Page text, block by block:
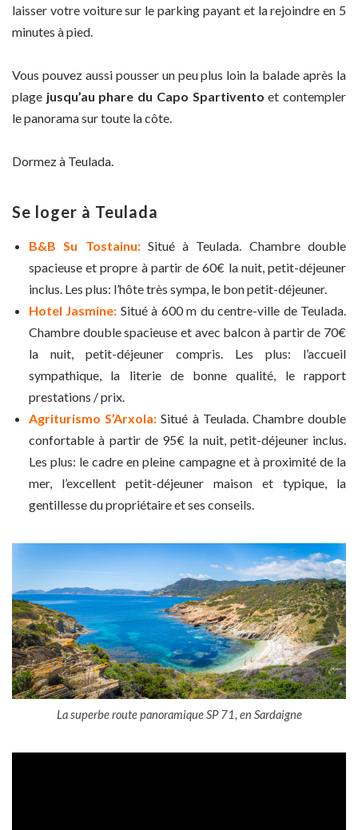
laisser votre voiture sur le parking payant et la rejoindre en 5
minutes à pied.
Vous pouvez aussi pousser un peu plus loin la balade après la
plage jusqu’au phare du Capo Spartivento et contempler
le panorama sur toute la côte.
Dormez à Teulada.
Se loger à Teulada
B&B Su Tostainu:Situé à Teulada. Chambre double
spacieuse et propre à partir de 60€ la nuit, petit-déjeuner
inclus. Les plus: l’hôte très sympa, le bon petit-déjeuner.
Hotel Jasmine: Situé à 600 m du centre-ville de Teulada.
Chambre double spacieuse et avec balcon à partir de 70€
la nuit, petit-déjeuner compris. Les plus: l’accueil
sympathique, la literie de bonne qualité, le rapport
prestations / prix.
Agriturismo S’Arxola: Situé à Teulada. Chambre double
confortable à partir de 95€ la nuit, petit-déjeuner inclus.
Les plus: le cadre en pleine campagne et à proximité de la
mer, l’excellent petit-déjeuner maison et typique, la
gentillesse du propriétaire et ses conseils.
La superbe route panoramique SP 71, en Sardaigne